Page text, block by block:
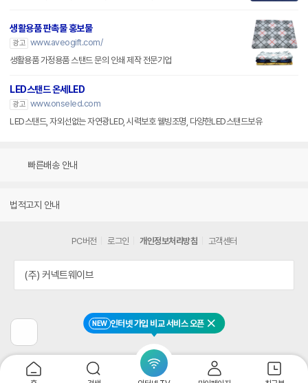
NEW 인터넷 가입 비교 서비스 오픈 닫기
생활용품 판촉물 홍보물
광고 www.aveogift.com/
생활용품 가정용품 스탠드 문의 인쇄 제작 전문기업
LED스탠드 온세LED
광고 www.onseled.com
LED스탠드, 자외선없는 자연광LED, 시력보호 웰빙조명, 다양한LED스탠드보유
빠른배송 안내
법적고지 안내
전
페
이
지
PC버전 로그인 개인정보처리방침 고객센터
(주) 커넥트웨이브